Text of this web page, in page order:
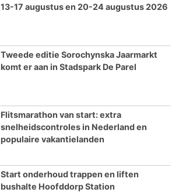
13-17 augustus en 20-24 augustus 2026
Tweede editie Sorochynska Jaarmarkt
komt er aan in Stadspark De Parel
Flitsmarathon van start: extra
snelheidscontroles in Nederland en
populaire vakantielanden
Start onderhoud trappen en liften
bushalte Hoofddorp Station